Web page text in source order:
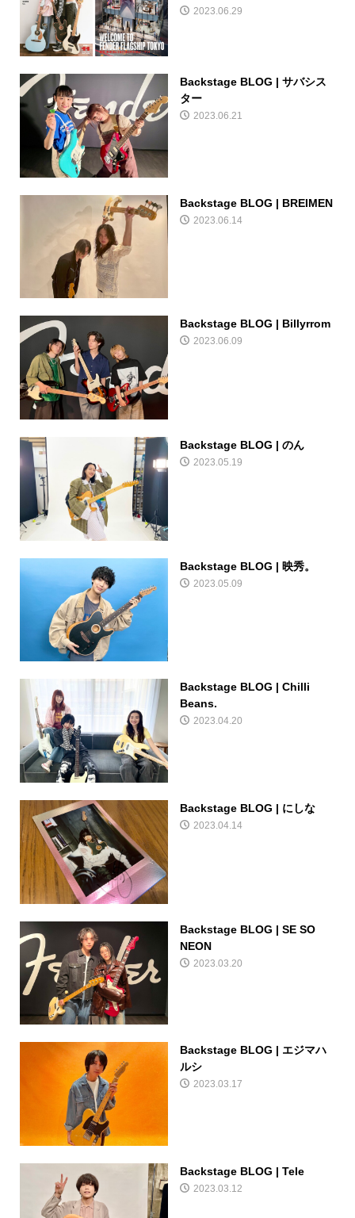
2023.06.29
Backstage BLOG | サバシス
ター
2023.06.21
Backstage BLOG | BREIMEN
2023.06.14
Backstage BLOG | Billyrrom
2023.06.09
Backstage BLOG | のん
2023.05.19
Backstage BLOG | 映秀。
2023.05.09
Backstage BLOG | Chilli
Beans.
2023.04.20
Backstage BLOG | にしな
2023.04.14
Backstage BLOG | SE SO
NEON
2023.03.20
Backstage BLOG | エジマハ
ルシ
2023.03.17
Backstage BLOG | Tele
2023.03.12